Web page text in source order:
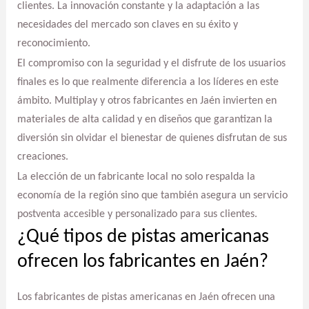
clientes. La innovación constante y la adaptación a las
necesidades del mercado son claves en su éxito y
reconocimiento.
El compromiso con la seguridad y el disfrute de los usuarios
finales es lo que realmente diferencia a los líderes en este
ámbito. Multiplay y otros fabricantes en Jaén invierten en
materiales de alta calidad y en diseños que garantizan la
diversión sin olvidar el bienestar de quienes disfrutan de sus
creaciones.
La elección de un fabricante local no solo respalda la
economía de la región sino que también asegura un servicio
postventa accesible y personalizado para sus clientes.
¿Qué tipos de pistas americanas
ofrecen los fabricantes en Jaén?
Los fabricantes de pistas americanas en Jaén ofrecen una